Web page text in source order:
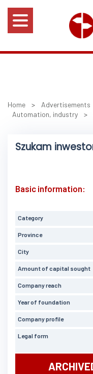
Home > Advertisements
Automation, industry >
Szukam
Basic information:
Category
Province
City
Amount of capital sought
Company reach
Year of foundation
Company profile
Legal form